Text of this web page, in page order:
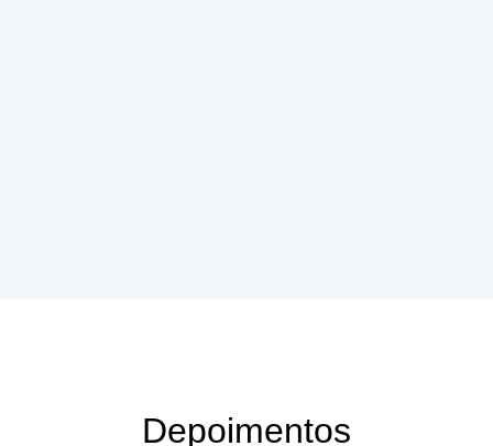
Depoimentos